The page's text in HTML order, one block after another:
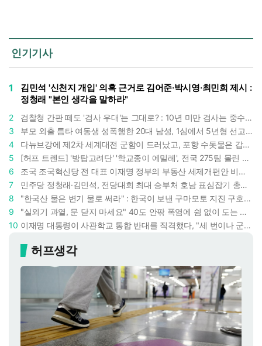
인기기사
1
김민석 '신천지 개입' 의혹 근거로 김어준·박시영·최민희 제시 :
정청래 "본인 생각을 말하라"
2
검찰청 간판 떼도 '검사 우대'는 그대로? : 10년 미만 검사는 중수청 4급 수사관으로 직행한다
3
부모 외출 틈타 여동생 성폭행한 20대 남성, 1심에서 5년형 선고 : 친족 간 '암수범죄'의 심각성
4
다뉴브강에 제2차 세계대전 군함이 드러났고, 포항 수돗물은 갑자기 짜졌다 : 폭염·가뭄이 만든 낯선 풍경
5
[허프 트렌드] '방탑고려단' '학교종이 에밀레', 전국 275팀 몰린 2026년 국립중앙박물관 분장대회 : 숨은 실력자들 나온다
6
조국 조국혁신당 전 대표 이재명 정부의 부동산 세제개편안 비판했다 : '공공주택 대전환' 촉구
7
민주당 정청래·김민석, 전당대회 최대 승부처 호남 표심잡기 총력 : 격차 10%p 안이냐, 밖이냐
8
"한국산 물은 변기 물로 써라" : 한국이 보낸 구마모토 지진 구호품에 한 일본인이 보인 반응
9
"실외기 과열, 문 닫지 마세요" 40도 안팎 폭염에 쉼 없이 도는 에어컨 : 화재 위험 경고등!
10
이재명 대통령이 사관학교 통합 반대를 직격했다, "세 번이나 군사 쿠데타 했는데 압도적 지위"
허프생각